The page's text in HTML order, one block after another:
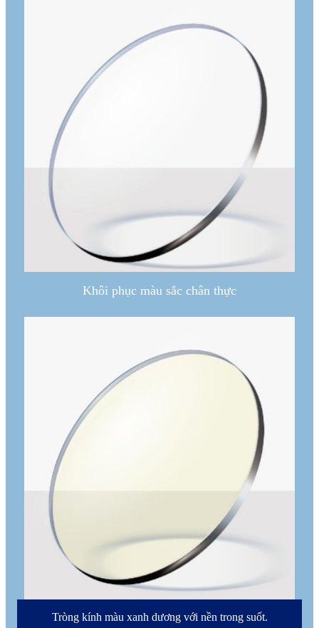
Khôi phục màu sắc chân thực
Tròng kính màu xanh dương với nền trong suốt.